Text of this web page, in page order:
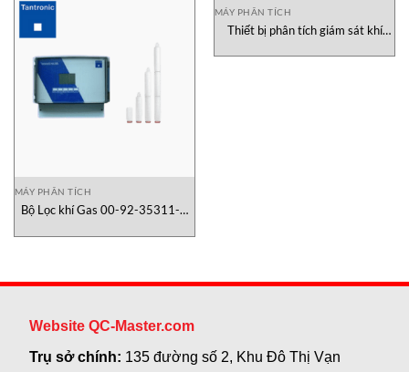
MÁY PHÂN TÍCH
Bộ Lọc khí Gas 00-92-35311-A
MÁY PHÂN TÍCH
Thiết bị phân tích giám sát khí
Tantronic Vietnam
Website QC-Master.com
Trụ sở chính: 135 đường số 2, Khu Đô Thị Vạn